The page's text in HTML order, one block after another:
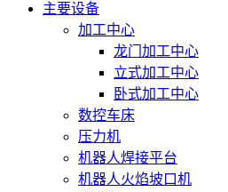
主要设备
加工中心
龙门加工中心
立式加工中心
卧式加工中心
数控车床
压力机
机器人焊接平台
机器人火焰坡口机